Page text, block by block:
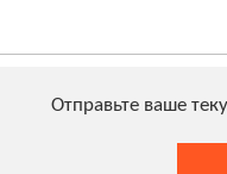
Отправьте ваше